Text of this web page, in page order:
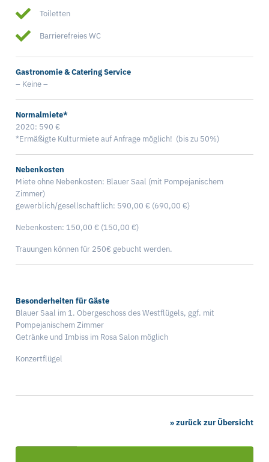
Toiletten
Barrierefreies WC
Gastronomie & Catering Service
– Keine –
Normalmiete*
2020: 590 €
*Ermäßigte Kulturmiete auf Anfrage möglich! (bis zu 50%)
Nebenkosten
Miete ohne Nebenkosten: Blauer Saal (mit Pompejanischem
Zimmer)
gewerblich/gesellschaftlich: 590,00 € (690,00 €)
Nebenkosten: 150,00 € (150,00 €)
Trauungen können für 250€ gebucht werden.
Besonderheiten für Gäste
Blauer Saal im 1. Obergeschoss des Westflügels, ggf. mit
Pompejanischem Zimmer
Getränke und Imbiss im Rosa Salon möglich
Konzertflügel
» zurück zur Übersicht